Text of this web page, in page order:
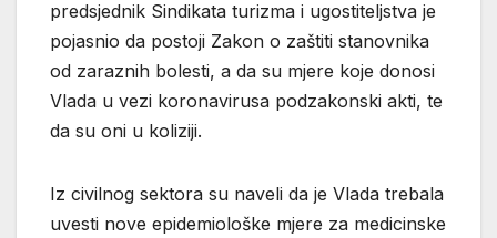
predsjednik Sindikata turizma i ugostiteljstva je
pojasnio da postoji Zakon o zaštiti stanovnika
od zaraznih bolesti, a da su mjere koje donosi
Vlada u vezi koronavirusa podzakonski akti, te
da su oni u koliziji.
Iz civilnog sektora su naveli da je Vlada trebala
uvesti nove epidemiološke mjere za medicinske